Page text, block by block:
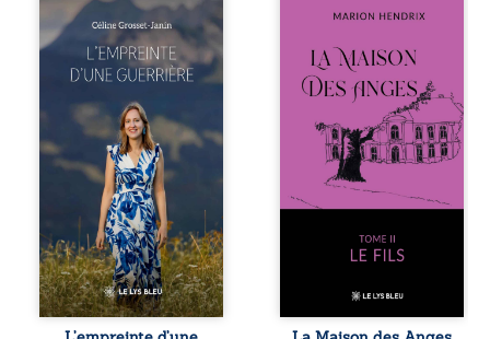
Que reste-t-il de
l’enfance lorsque
la maladie impose
ses propres règles
? L’empreinte
d’une guerrière
livre, sans détour,
le récit d’un
quotidien
bouleversé par la
maladie
chronique,
l’errance médicale
et de longues
hospitalisations.
L’auteure y
raconte ce que les
dossiers médicaux
Nous sommes en
après le décès du
patriarche
Anatole-Eustache.
La famille devra
affronter non
seulement un
inconnu qui rôde
autour du
domaine et dont
Firmin, le fidèle
majordome,
redoute les visites,
encombrant
Eustache, la